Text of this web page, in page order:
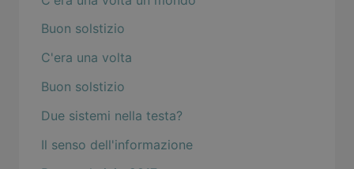
Buon solstizio
C'era una volta
Buon solstizio
Due sistemi nella testa?
Il senso dell'informazione